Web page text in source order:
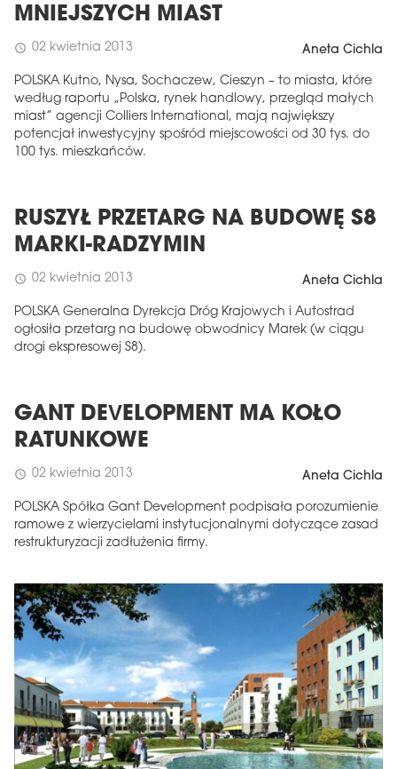
MNIEJSZYCH MIAST
schedule 02 kwietnia 2013 Aneta Cichla
POLSKA Kutno, Nysa, Sochaczew, Cieszyn – to miasta, które
według raportu „Polska, rynek handlowy, przegląd małych
miast” agencji Colliers International, mają największy
potencjał inwestycyjny spośród miejscowości od 30 tys. do
100 tys. mieszkańców.
RUSZYŁ PRZETARG NA BUDOWĘ S8
MARKI-RADZYMIN
schedule 02 kwietnia 2013 Aneta Cichla
POLSKA Generalna Dyrekcja Dróg Krajowych i Autostrad
ogłosiła przetarg na budowę obwodnicy Marek (w ciągu
drogi ekspresowej S8).
GANT DEVELOPMENT MA KOŁO
RATUNKOWE
schedule 02 kwietnia 2013 Aneta Cichla
POLSKA Spółka Gant Development podpisała porozumienie
ramowe z wierzycielami instytucjonalnymi dotyczące zasad
restrukturyzacji zadłużenia firmy.